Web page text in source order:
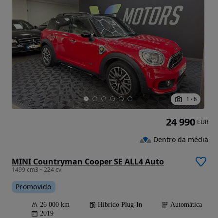
1 / 6
MINI Countryman Cooper SE ALL4 Auto
1499 cm3 • 224 cv
Promovido
26 000 km Híbrido Plug-In
Automática
2019
24 990 EUR
Dentro da média